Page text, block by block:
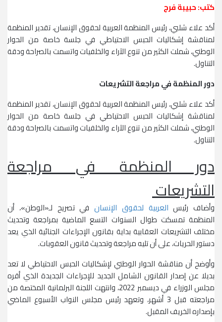
كتب: حبيبة فرج
أكد علاء شلبي، رئيس المنظمة العربية لحقوق الإنسان، تقدير المنظمة
لمناقشة إشكاليات الحبس الاحتياطي في جلسة خاصة من الحوار
الوطني، شملت الكثير من تنوع الآراء والخلفيات واتسمت بالصراحة ودقة
التناول.
دور المنظمة في مراجعة التشريعات
أكد علاء شلبي، رئيس المنظمة العربية لحقوق الإنسان، تقدير المنظمة
لمناقشة إشكاليات الحبس الاحتياطي في جلسة خاصة من الحوار
الوطني، شملت الكثير من تنوع الآراء والخلفيات واتسمت بالصراحة ودقة
التناول.
دور المنظمة في مراجعة
التشريعات
وأضاف رئيسالعربية لحقوق الإنسان في تصريح لـ«الوطن»، أن
المنظمة تمسكت طوال السنوات التسع الماضية بمراجعة وتحديث
مختلف التشريعات العقابية بداية بقانون الإجراءات الجنائية الذي يعد
دستور الحريات، على أن تليه مراجعة وتحديث قانون العقوبات.
وأوضح أن مناقشة الحوار الوطني لإشكاليات الحبس الاحتياطي لا تعد
بديلا عن إصدار القانون الشامل الجديد للإجراءات الجديدة الذي أقره
مجلس الوزراء في ديسمبر 2022، وانتهت اللجنة البرلمانية المختصة من
مراجعته قبل 3 أشهر، وتعهد رئيس مجلس النواب الأسبوع الماضي
بإصداره الخريف المقبل.